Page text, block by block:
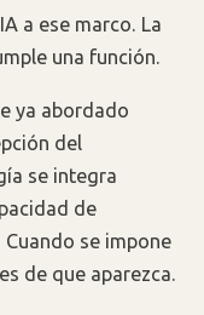
a ese marco. La
una función.
ya abordado
del
se integra
de
se impone
de que aparezca.